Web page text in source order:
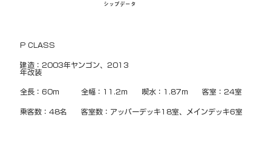
シップデータ
P CLASS
建造：2003年ヤンゴン、2013
年改装
全長：60ｍ 全幅：11.2ｍ 喫水：1.87ｍ 客室：24室
乗客数：48名 客室数：アッパーデッキ18室、メインデッキ6室